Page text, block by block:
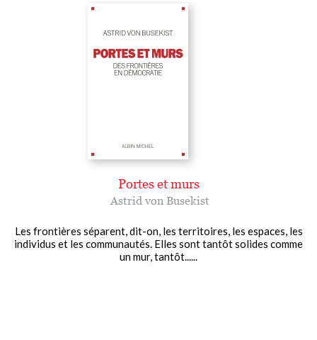
Portes et murs
Astrid von Busekist
Les frontières séparent, dit-on, les territoires, les espaces, les
individus et les communautés. Elles sont tantôt solides comme
un mur, tantôt......